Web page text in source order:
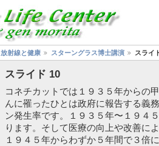
放射線と健康 スターングラス博士講演 スライ
スライド 10
コネチカットでは１９３５年からの
んに罹ったひとは政府に報告する義
ン発生率です。１９３５年〜１９４
ります。そして医療の向上や改善に
１９４５年からわずか５年間で３倍